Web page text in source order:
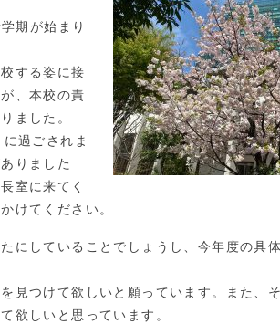
期が始まり
する姿に接
、本校の責
ました。
過ごされま
りました
室に来てく
けてください。
にしていることでしょうし、今年度の具
見つけて欲しいと願っています。また、
欲しいと思っています。